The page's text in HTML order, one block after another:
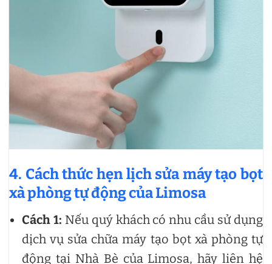
4. Cách thức hẹn lịch sửa máy tạo bọt
xà phòng tự động của Limosa
Cách 1: Nếu quý khách có nhu cầu sử dụng
dịch vụ sửa chữa máy tạo bọt xà phòng tự
động tại Nhà Bè của Limosa, hãy liên hệ